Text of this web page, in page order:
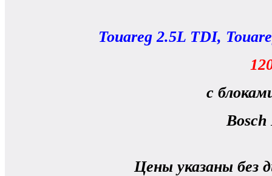
Touareg 2.5L TDI,
с
Bosch
Цены указаны без